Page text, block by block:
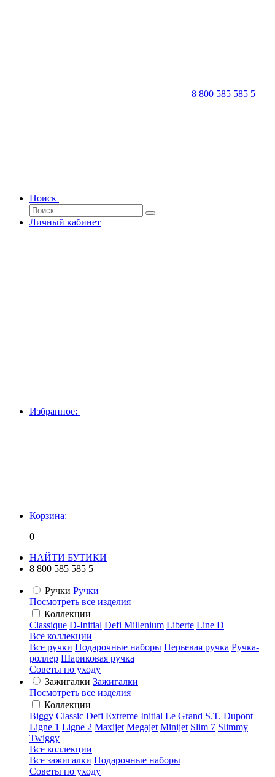
8 800 585 585 5
Поиск
Личный кабинет
Избранное:
Корзина:
0
НАЙТИ БУТИКИ
8 800 585 585 5
Ручки Ручки
Посмотреть все изделия
Коллекции
Classique D-Initial Defi Millenium Liberte Line D
Все коллекции
Все ручки Подарочные наборы Перьевая ручка Ручка-
роллер Шариковая ручка
Советы по уходу
Зажигалки Зажигалки
Посмотреть все изделия
Коллекции
Biggy Classic Defi Extreme Initial Le Grand S.T. Dupont
Ligne 1 Ligne 2 Maxijet Megajet Minijet Slim 7 Slimmy
Twiggy
Все коллекции
Все зажигалки Подарочные наборы
Советы по уходу